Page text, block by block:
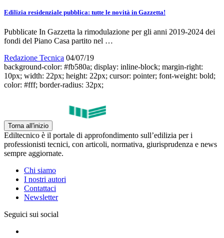
Edilizia residenziale pubblica: tutte le novità in Gazzetta!
Pubblicate In Gazzetta la rimodulazione per gli anni 2019-2024 dei
fondi del Piano Casa partito nel …
Redazione Tecnica 04/07/19
background-color: #fb580a; display: inline-block; margin-right:
10px; width: 22px; height: 22px; cursor: pointer; font-weight: bold;
color: #fff; border-radius: 32px;
Torna all'inizio
Ediltecnico è il portale di approfondimento sull’edilizia per i
professionisti tecnici, con articoli, normativa, giurisprudenza e news
sempre aggiornate.
Chi siamo
I nostri autori
Contattaci
Newsletter
Seguici sui social